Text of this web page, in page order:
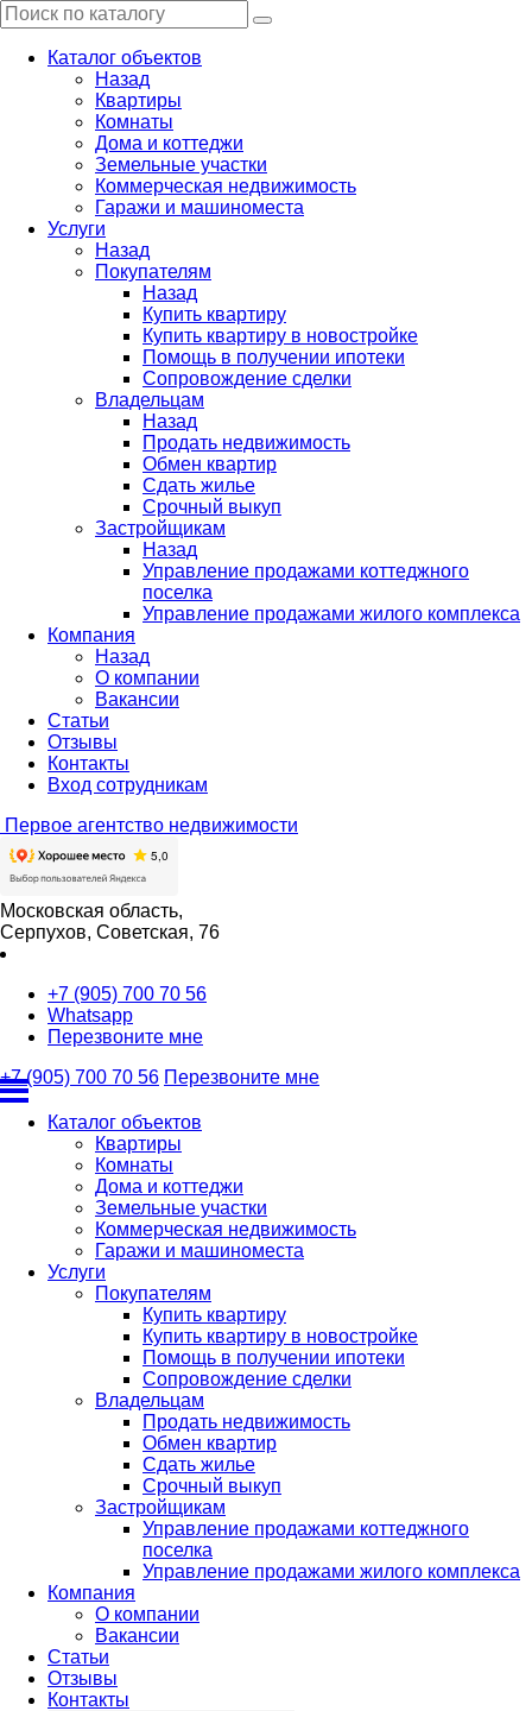
Каталог объектов
Назад
Квартиры
Комнаты
Дома и коттеджи
Земельные участки
Коммерческая недвижимость
Гаражи и машиноместа
Услуги
Назад
Покупателям
Назад
Купить квартиру
Купить квартиру в новостройке
Помощь в получении ипотеки
Сопровождение сделки
Владельцам
Назад
Продать недвижимость
Обмен квартир
Сдать жилье
Срочный выкуп
Застройщикам
Назад
Управление продажами коттеджного
поселка
Управление продажами жилого комплекса
Компания
Назад
О компании
Вакансии
Статьи
Отзывы
Контакты
Вход сотрудникам
Первое агентство недвижимости
Московская область,
Серпухов, Советская, 76
+7 (905) 700 70 56
Whatsapp
Перезвоните мне
+7 (905) 700 70 56 Перезвоните мне
Каталог объектов
Квартиры
Комнаты
Дома и коттеджи
Земельные участки
Коммерческая недвижимость
Гаражи и машиноместа
Услуги
Покупателям
Купить квартиру
Купить квартиру в новостройке
Помощь в получении ипотеки
Сопровождение сделки
Владельцам
Продать недвижимость
Обмен квартир
Сдать жилье
Срочный выкуп
Застройщикам
Управление продажами коттеджного
поселка
Управление продажами жилого комплекса
Компания
О компании
Вакансии
Статьи
Отзывы
Контакты